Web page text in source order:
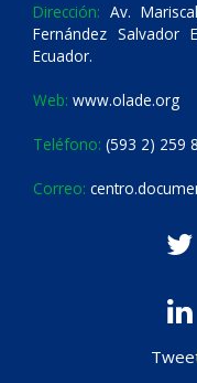
Dirección: Av.
Fernández
Ecuador.
Web: www.olade.org
Teléfono: (593 2) 259
Correo: